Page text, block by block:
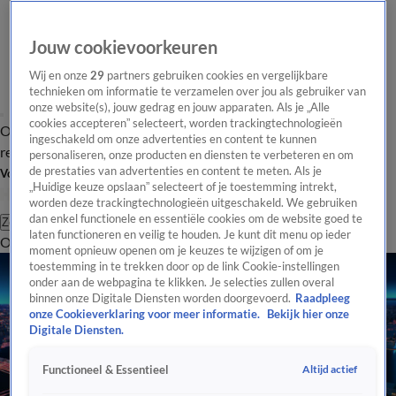
Overzicht Laatste nieuws Regionieuws Het beste van Hart
Tip de
redactie
Volg Hart van Nederland
Zoeken
OverzichtRegioUitzendingenWeerTip de redactiePanelVideo's
Jouw cookievoorkeuren
Wij en onze29 partners gebruiken cookies en vergelijkbare
technieken om informatie te verzamelen over jou als gebruiker van
onze website(s), jouw gedrag en jouw apparaten. Als je „Alle
cookies accepteren” selecteert, worden trackingtechnologieën
ingeschakeld om onze advertenties en content te kunnen
personaliseren, onze producten en diensten te verbeteren en om
de prestaties van advertenties en content te meten. Als je
„Huidige keuze opslaan” selecteert of je toestemming intrekt,
worden deze trackingtechnologieën uitgeschakeld. We gebruiken
dan enkel functionele en essentiële cookies om de website goed te
laten functioneren en veilig te houden. Je kunt dit menu op ieder
moment opnieuw openen om je keuzes te wijzigen of om je
toestemming in te trekken door op de link Cookie-instellingen
onder aan de webpagina te klikken. Je selecties zullen overal
binnen onze Digitale Diensten worden doorgevoerd. Raadpleeg
onze Cookieverklaring voor meer informatie.
Bekijk hier onze
Digitale Diensten.
Functioneel & Essentieel Altijd actief